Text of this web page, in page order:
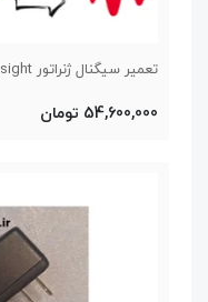
تعمیر سیگنال ژنراتور HP Agilent Keysight
54,600,000 تومان